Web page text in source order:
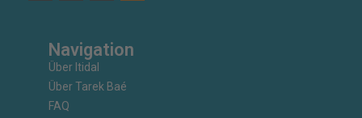
Navigation
Über Itidal
Über Tarek Baé
FAQ